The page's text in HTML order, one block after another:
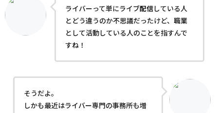
ライバーって単にライブ配信している人
とどう違うのか不思議だったけど、職業
として活動している人のことを指すんで
すね！
そうだよ。
しかも最近はライバー専門の事務所も増